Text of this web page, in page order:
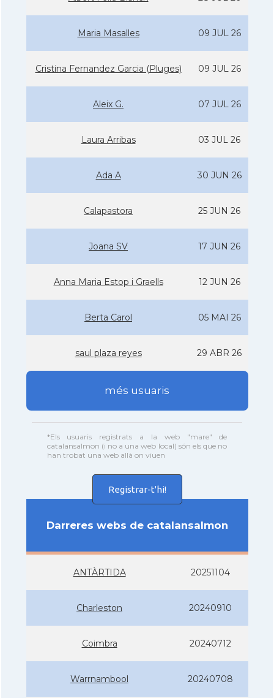
Maria Masalles 09 JUL 26
Cristina Fernandez Garcia (Pluges) 09 JUL 26
Aleix G. 07 JUL 26
Laura Arribas 03 JUL 26
Ada A 30 JUN 26
Calapastora 25 JUN 26
Joana SV 17 JUN 26
Anna Maria Estop i Graells 12 JUN 26
Berta Carol 05 MAI 26
saul plaza reyes 29 ABR 26
més usuaris
*Els usuaris registrats a la web "mare" de
catalansalmon (i no a una web local) són els que no
han trobat una web allà on viuen
Registrar-t'hi!
Darreres webs de catalansalmon
ANTÀRTIDA 20251104
Charleston 20240910
Coimbra 20240712
Warrnambool 20240708